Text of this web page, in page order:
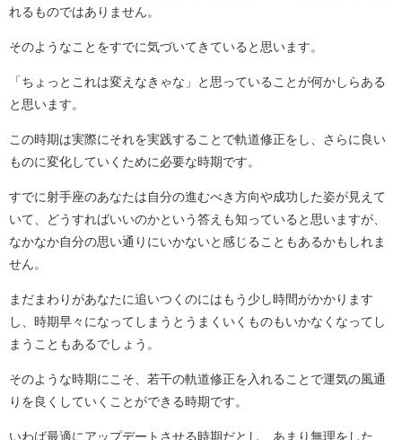
れるものではありません。
そのようなことをすでに気づいてきていると思います。
「ちょっとこれは変えなきゃな」と思っていることが何かしらある
と思います。
この時期は実際にそれを実践することで軌道修正をし、さらに良い
ものに変化していくために必要な時期です。
すでに射手座のあなたは自分の進むべき方向や成功した姿が見えて
いて、どうすればいいのかという答えも知っていると思いますが、
なかなか自分の思い通りにいかないと感じることもあるかもしれま
せん。
まだまわりがあなたに追いつくのにはもう少し時間がかかります
し、時期早々になってしまうとうまくいくものもいかなくなってし
まうこともあるでしょう。
そのような時期にこそ、若干の軌道修正を入れることで運気の風通
りを良くしていくことができる時期です。
いわば最適にアップデートさせる時期だとし、あまり無理をした